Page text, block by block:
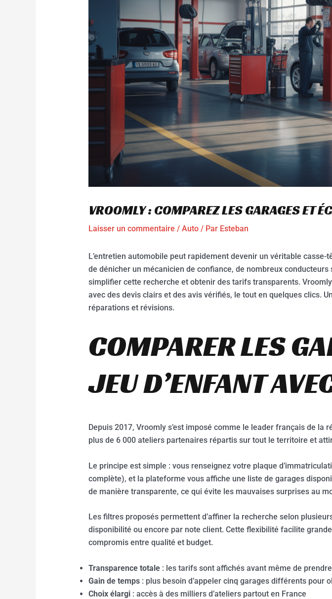
VROOMLY : COMPAREZ LES GARAGES ET
Laisser un commentaire / Auto/ Par Esteban
L’entretien automobile peut rapidement devenir un véritable
de dénicher un mécanicien de confiance, de nombreux
simplifier cette recherche et obtenir des tarifs transparents.
avec des devis clairs et des avis vérifiés, le tout en quelques clics.
réparations et révisions.
COMPARER LES
JEU D’ENFANT
Depuis 2017, Vroomly s’est imposé comme le leader français de
plus de 6 000 ateliers partenaires répartis sur tout le territoire et
Le principe est simple : vous renseignez votre plaque
complète), et la plateforme vous affiche une liste de garages
de manière transparente, ce qui évite les mauvaises surprises au
Les filtres proposés permettent d’affiner la recherche selon
disponibilité ou encore par note client. Cette flexibilité facilite
compromis entre qualité et budget.
Transparence totale: les tarifs sont affichés avant même de
Gain de temps: plus besoin d’appeler cinq garages différents pour
Choix élargi: accès à des milliers d’ateliers partout en France